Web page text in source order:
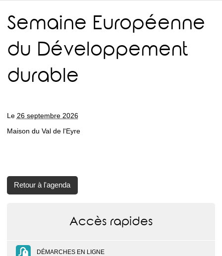
Semaine Européenne
du Développement
durable
Le 26 septembre 2026
Maison du Val de l'Eyre
Retour à l'agenda
Accès rapides
DÉMARCHES EN LIGNE